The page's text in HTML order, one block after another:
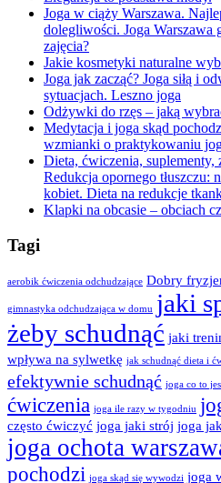
Joga w ciąży Warszawa.
dolegliwości. Joga Warszawa
zajęcia?
Jakie kosmetyki naturalne
Joga jak zacząć? Joga siłą i
sytuacjach. Leszno joga
Odżywki do rzęs – jaką
Medytacja i joga skąd
wzmianki o praktykowaniu
Dieta, ćwiczenia, suplementy,
Redukcja opornego tłuszczu:
kobiet. Dieta na redukcje
Klapki na obcasie – obciach
Tagi
aerobik ćwiczenia odchudzające Dobry
gimnastyka odchudzająca w domu jaki
żeby schudnąć jaki
wpływa na sylwetkę jak schudnąć dieta i
efektywnie schudnąć joga co to
ćwiczenia joga ile razy w tygodniu
często ćwiczyć joga jaki strój joga
joga ochota
pochodzi joga skąd się wywodzi joga